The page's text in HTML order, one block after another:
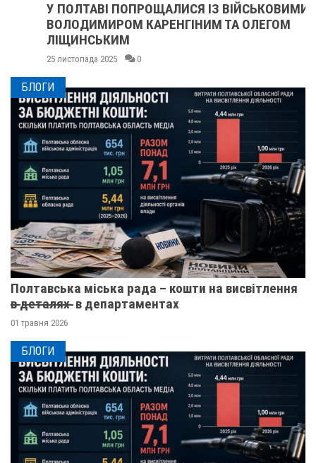
У ПОЛТАВІ ПОПРОЩАЛИСЯ ІЗ ВІЙСЬКОВИМИ
ВОЛОДИМИРОМ КАРЕНГІНИМ ТА ОЛЕГОМ
ЛІЩИНСЬКИМ
25 листопада 2025 0
БЛОГИ
Полтавська міська рада – кошти на висвітлення
в̶ ̶д̶е̶т̶а̶л̶я̶х̶ ̶ в департаментах
01 травня 2026
БЛОГИ